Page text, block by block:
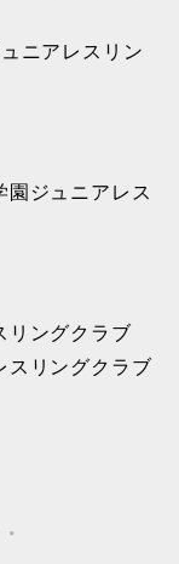
ニアレスリン
ジュニアレス
ングクラブ
リングクラブ